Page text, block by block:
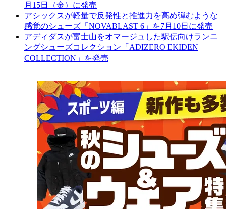
月15日（金）に発売
アシックスが軽量で反発性と推進力を高め弾むような
感覚のシューズ「NOVABLAST 6」を7月10日に発売
アディダスが富士山をオマージュした駅伝向けランニ
ングシューズコレクション「ADIZERO EKIDEN
COLLECTION」を発売